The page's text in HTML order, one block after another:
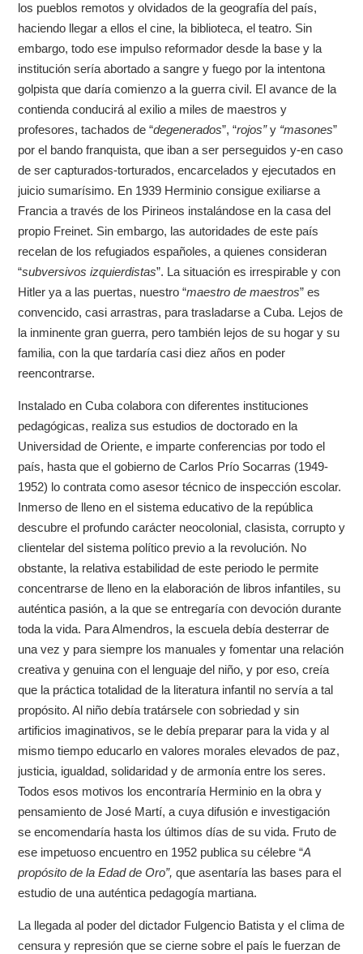
los pueblos remotos y olvidados de la geografía del país,
haciendo llegar a ellos el cine, la biblioteca, el teatro. Sin
embargo, todo ese impulso reformador desde la base y la
institución sería abortado a sangre y fuego por la intentona
golpista que daría comienzo a la guerra civil. El avance de la
contienda conducirá al exilio a miles de maestros y
profesores, tachados de “degenerados”, “rojos”y “masones”
por el bando franquista, que iban a ser perseguidos y-en caso
de ser capturados-torturados, encarcelados y ejecutados en
juicio sumarísimo. En 1939 Herminio consigue exiliarse a
Francia a través de los Pirineos instalándose en la casa del
propio Freinet. Sin embargo, las autoridades de este país
recelan de los refugiados españoles, a quienes consideran
“subversivos izquierdistas”. La situación es irrespirable y con
Hitler ya a las puertas, nuestro “maestro de maestros” es
convencido, casi arrastras, para trasladarse a Cuba. Lejos de
la inminente gran guerra, pero también lejos de su hogar y su
familia, con la que tardaría casi diez años en poder
reencontrarse.
Instalado en Cuba colabora con diferentes instituciones
pedagógicas, realiza sus estudios de doctorado en la
Universidad de Oriente, e imparte conferencias por todo el
país, hasta que el gobierno de Carlos Prío Socarras (1949-
1952) lo contrata como asesor técnico de inspección escolar.
Inmerso de lleno en el sistema educativo de la república
descubre el profundo carácter neocolonial, clasista, corrupto y
clientelar del sistema político previo a la revolución. No
obstante, la relativa estabilidad de este periodo le permite
concentrarse de lleno en la elaboración de libros infantiles, su
auténtica pasión, a la que se entregaría con devoción durante
toda la vida. Para Almendros, la escuela debía desterrar de
una vez y para siempre los manuales y fomentar una relación
creativa y genuina con el lenguaje del niño, y por eso, creía
que la práctica totalidad de la literatura infantil no servía a tal
propósito. Al niño debía tratársele con sobriedad y sin
artificios imaginativos, se le debía preparar para la vida y al
mismo tiempo educarlo en valores morales elevados de paz,
justicia, igualdad, solidaridad y de armonía entre los seres.
Todos esos motivos los encontraría Herminio en la obra y
pensamiento de José Martí, a cuya difusión e investigación
se encomendaría hasta los últimos días de su vida. Fruto de
ese impetuoso encuentro en 1952 publica su célebre “A
propósito de la Edad de Oro”, que asentaría las bases para el
estudio de una auténtica pedagogía martiana.
La llegada al poder del dictador Fulgencio Batista y el clima de
censura y represión que se cierne sobre el país le fuerzan de